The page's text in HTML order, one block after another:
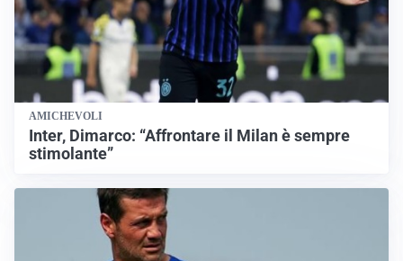
AMICHEVOLI
Inter, Dimarco: “Affrontare il Milan è sempre
stimolante”